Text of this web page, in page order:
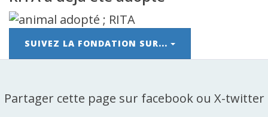
SUIVEZ LA FONDATION SUR...
Partager cette page sur facebook ou X-twitter